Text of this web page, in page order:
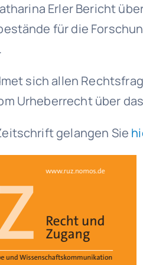
Erler Bericht
für die
sich allen
Urheberrecht über
gelangen Sie